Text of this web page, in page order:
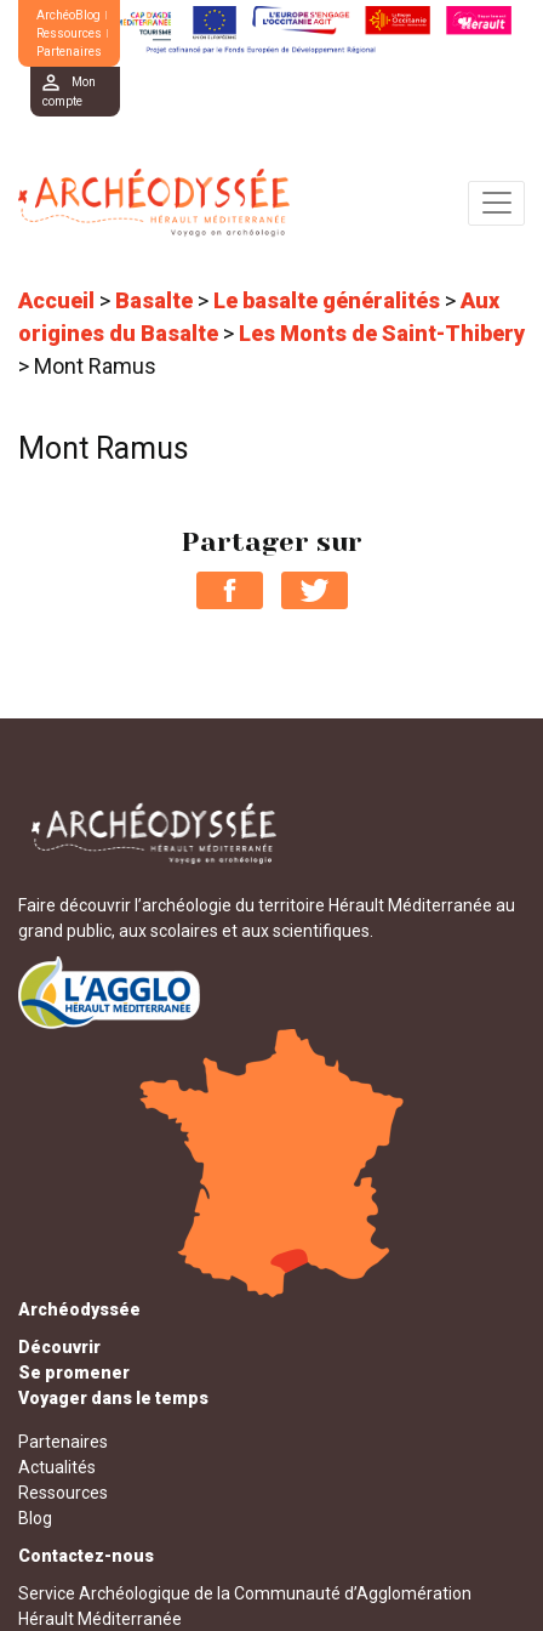
ArchéoBlog
Ressources
Partenaires
Mon
compte
Accueil > Basalte > Le basalte généralités >Aux
origines du Basalte > Les Monts de Saint-Thibery
> Mont Ramus
Mont Ramus
Partager sur
Faire découvrir l’archéologie du territoire Hérault Méditerranée au
grand public, aux scolaires et aux scientifiques.
Archéodyssée
Découvrir
Se promener
Voyager dans le temps
Partenaires
Actualités
Ressources
Blog
Contactez-nous
Service Archéologique de la Communauté d’Agglomération
Hérault Méditerranée